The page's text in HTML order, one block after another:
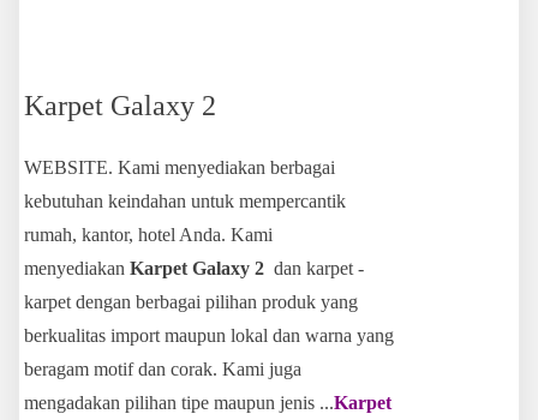
Karpet Galaxy 2
WEBSITE. Kami menyediakan berbagai
kebutuhan keindahan untuk mempercantik
rumah, kantor, hotel Anda. Kami
menyediakan Karpet Galaxy 2 dan karpet -
karpet dengan berbagai pilihan produk yang
berkualitas import maupun lokal dan warna yang
beragam motif dan corak. Kami juga
mengadakan pilihan tipe maupun jenis ...Karpet